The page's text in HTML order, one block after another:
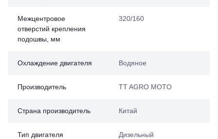
Межцентровое
отверстий крепления
подошвы, мм
320/160
Охлаждение двигателя Водяное
Производитель TT AGRO MOTO
Страна производитель Китай
Тип двигателя Дизельный